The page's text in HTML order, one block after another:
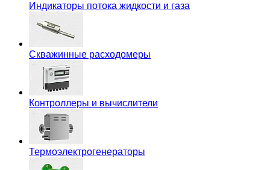
Индикаторы потока жидкости и газа
Скважинные расходомеры
Контроллеры и вычислители
Термоэлектрогенераторы